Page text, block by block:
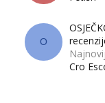
O
Cro